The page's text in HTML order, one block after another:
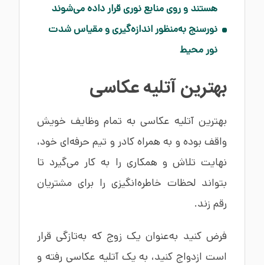
هستند و روی منابع نوری قرار داده می‌شوند
نورسنج به‌منظور اندازه‌گیری و مقیاس شدت
نور محیط
بهترین آتلیه عکاسی
بهترین آتلیه عکاسی به تمام وظایف خویش
واقف بوده و به همراه کادر و تیم حرفه‌ای خود،
نهایت تلاش و همکاری را به کار می‌گیرد تا
بتواند لحظات خاطره‌انگیزی را برای مشتریان
رقم زند.
فرض کنید به‌عنوان یک زوج که به‌تازگی قرار
است ازدواج کنید، به یک آتلیه عکاسی رفته و